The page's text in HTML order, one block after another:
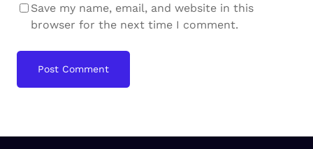
Save my name, email, and website in this
browser for the next time I comment.